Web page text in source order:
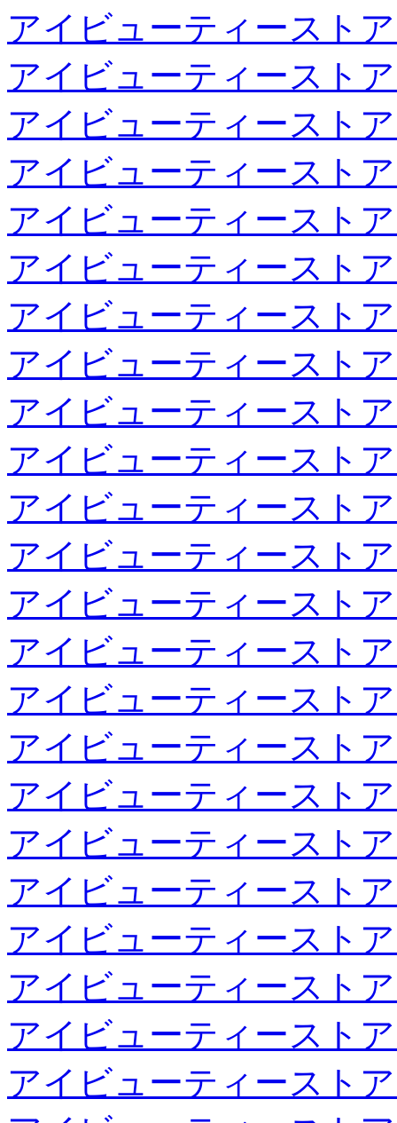
アイビューティースト
アイビューティースト
アイビューティースト
アイビューティースト
アイビューティースト
アイビューティースト
アイビューティースト
アイビューティースト
アイビューティースト
アイビューティースト
アイビューティースト
アイビューティースト
アイビューティースト
アイビューティースト
アイビューティースト
アイビューティースト
アイビューティースト
アイビューティースト
アイビューティースト
アイビューティースト
アイビューティースト
アイビューティースト
アイビューティースト